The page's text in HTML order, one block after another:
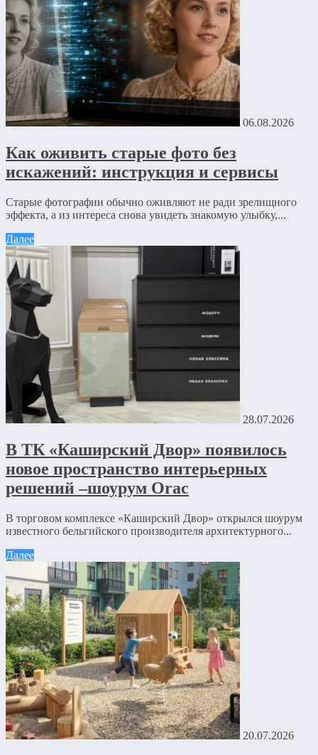
06.08.2026
Как оживить старые фото без
искажений: инструкция и сервисы
Старые фотографии обычно оживляют не ради зрелищного
эффекта, а из интереса снова увидеть знакомую улыбку,...
Далее
28.07.2026
В ТК «Каширский Двор» появилось
новое пространство интерьерных
решений –шоурум Orac
В торговом комплексе «Каширский Двор» открылся шоурум
известного бельгийского производителя архитектурного...
Далее
20.07.2026